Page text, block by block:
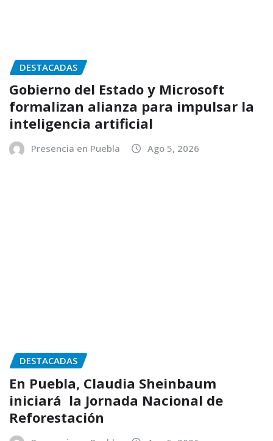
DESTACADAS
Gobierno del Estado y Microsoft
formalizan alianza para impulsar la
inteligencia artificial
Presencia en Puebla Ago 5, 2026
DESTACADAS
En Puebla, Claudia Sheinbaum
iniciará la Jornada Nacional de
Reforestación